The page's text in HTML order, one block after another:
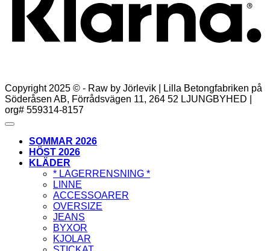
Copyright 2025 © - Raw by Jörlevik | Lilla Betongfabriken på
Söderåsen AB, Förrådsvägen 11, 264 52 LJUNGBYHED |
org# 559314-8157
SOMMAR 2026
HÖST 2026
KLÄDER
* LAGERRENSNING *
LINNE
ACCESSOARER
OVERSIZE
JEANS
BYXOR
KJOLAR